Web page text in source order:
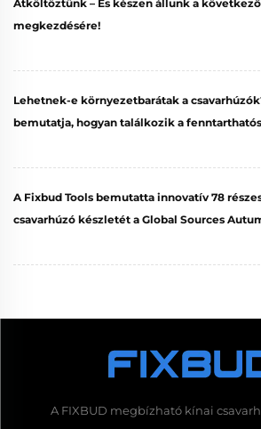
Átköltöztünk – És készen állunk a
megkezdésére!
Lehetnek-e környezetbarátak a
bemutatja, hogyan találkozik a
A Fixbud Tools bemutatta innovatív 78
csavarhúzó készletét a Global Sources
A FIXBUD megbízható kínai